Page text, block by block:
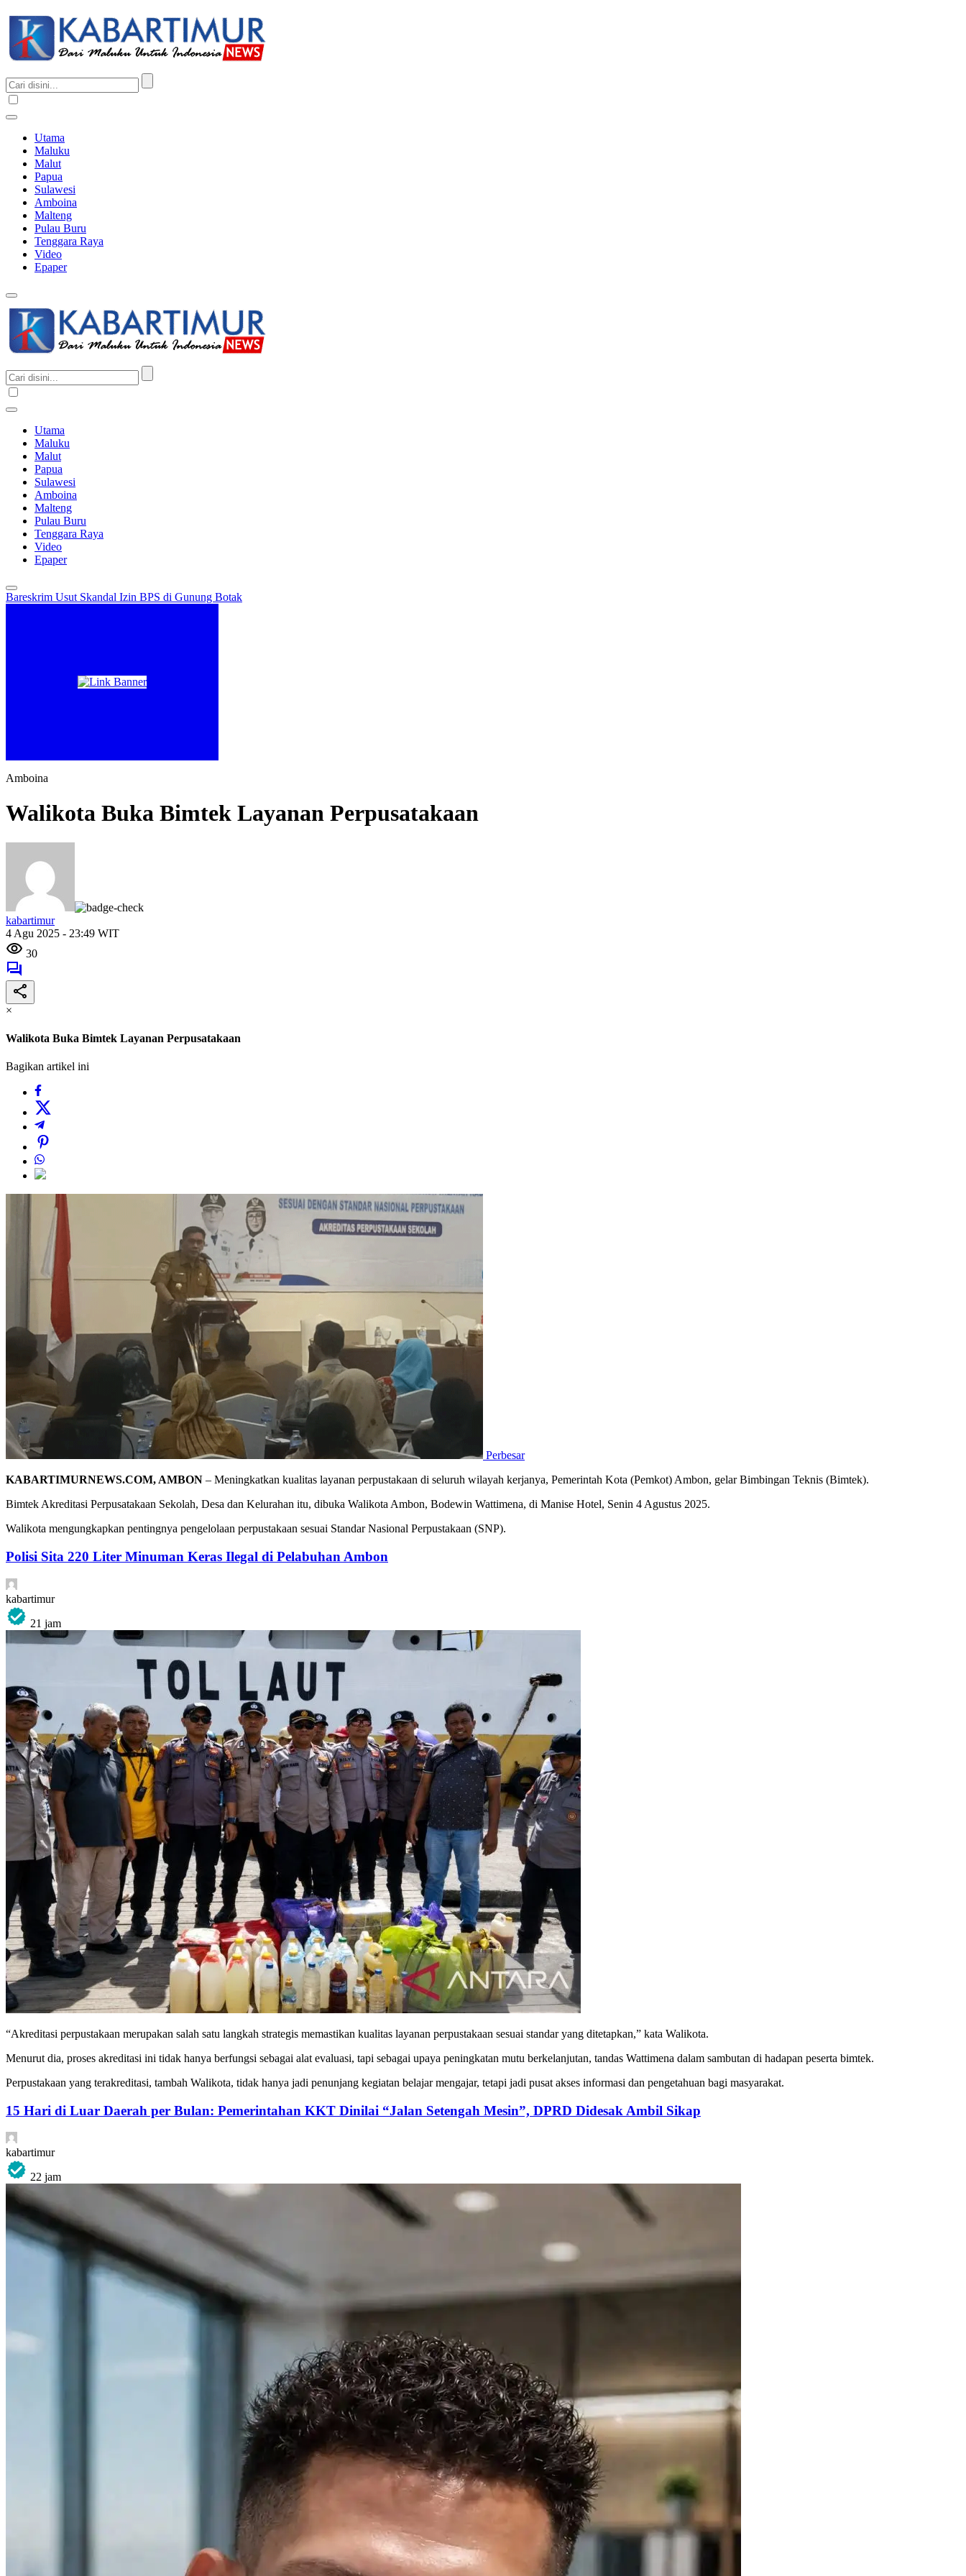
Utama
Maluku
Malut
Papua
Sulawesi
Amboina
Malteng
Pulau Buru
Tenggara Raya
Video
Epaper
Utama
Maluku
Malut
Papua
Sulawesi
Amboina
Malteng
Pulau Buru
Tenggara Raya
Video
Epaper
Bareskrim Usut Skandal Izin BPS di Gunung Botak
Amboina
Walikota Buka Bimtek Layanan Perpusatakaan
kabartimur
4 Agu 2025 - 23:49 WIT
30
×
Walikota Buka Bimtek Layanan Perpusatakaan
Bagikan artikel ini
Perbesar
KABARTIMURNEWS.COM, AMBON – Meningkatkan kualitas layanan perpustakaan di seluruh wilayah kerjanya, Pemerintah Kota (Pemkot) Ambon, gelar Bimbingan Teknis (Bimtek).
Bimtek Akreditasi Perpusatakaan Sekolah, Desa dan Kelurahan itu, dibuka Walikota Ambon, Bodewin Wattimena, di Manise Hotel, Senin 4 Agustus 2025.
Walikota mengungkapkan pentingnya pengelolaan perpustakaan sesuai Standar Nasional Perpustakaan (SNP).
Polisi Sita 220 Liter Minuman Keras Ilegal di Pelabuhan Ambon
kabartimur
21 jam
“Akreditasi perpustakaan merupakan salah satu langkah strategis memastikan kualitas layanan perpustakaan sesuai standar yang ditetapkan,” kata Walikota.
Menurut dia, proses akreditasi ini tidak hanya berfungsi sebagai alat evaluasi, tapi sebagai upaya peningkatan mutu berkelanjutan, tandas Wattimena dalam sambutan di hadapan peserta bimtek.
Perpustakaan yang terakreditasi, tambah Walikota, tidak hanya jadi penunjang kegiatan belajar mengajar, tetapi jadi pusat akses informasi dan pengetahuan bagi masyarakat.
15 Hari di Luar Daerah per Bulan: Pemerintahan KKT Dinilai “Jalan Setengah Mesin”, DPRD Didesak Ambil Sikap
kabartimur
22 jam